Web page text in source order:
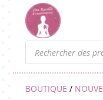
Recherche
produits
BOUTIQUE /